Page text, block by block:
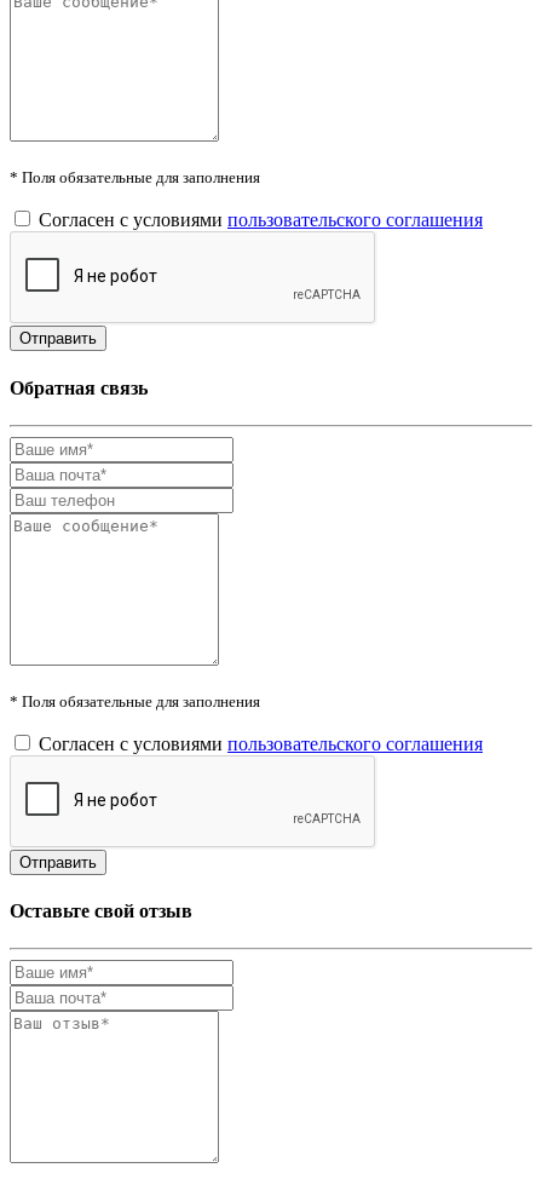
* Поля обязательные для заполнения
Согласен с условиями пользовательского соглашения
Обратная связь
* Поля обязательные для заполнения
Согласен с условиями пользовательского соглашения
Оставьте свой отзыв